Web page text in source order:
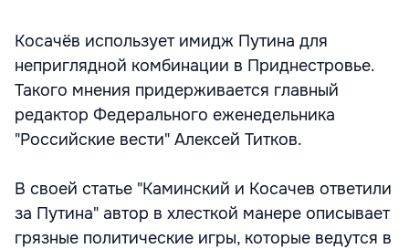
Косачёв использует имидж Путина для
неприглядной комбинации в Приднестровье.
Такого мнения придерживается главный
редактор Федерального еженедельника
"Российские вести" Алексей Титков.
В своей статье "Каминский и Косачев ответили
за Путина" автор в хлесткой манере описывает
грязные политические игры, которые ведутся в